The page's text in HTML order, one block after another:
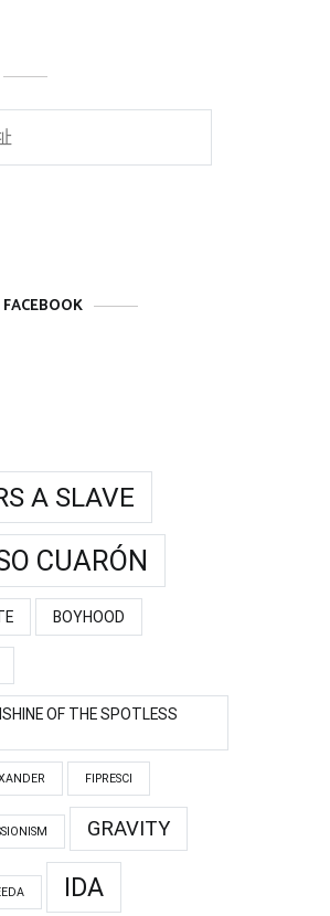
A SLAVE
CUARÓN
BOYHOOD
OF THE SPOTLESS
FIPRESCI
GRAVITY
IDA